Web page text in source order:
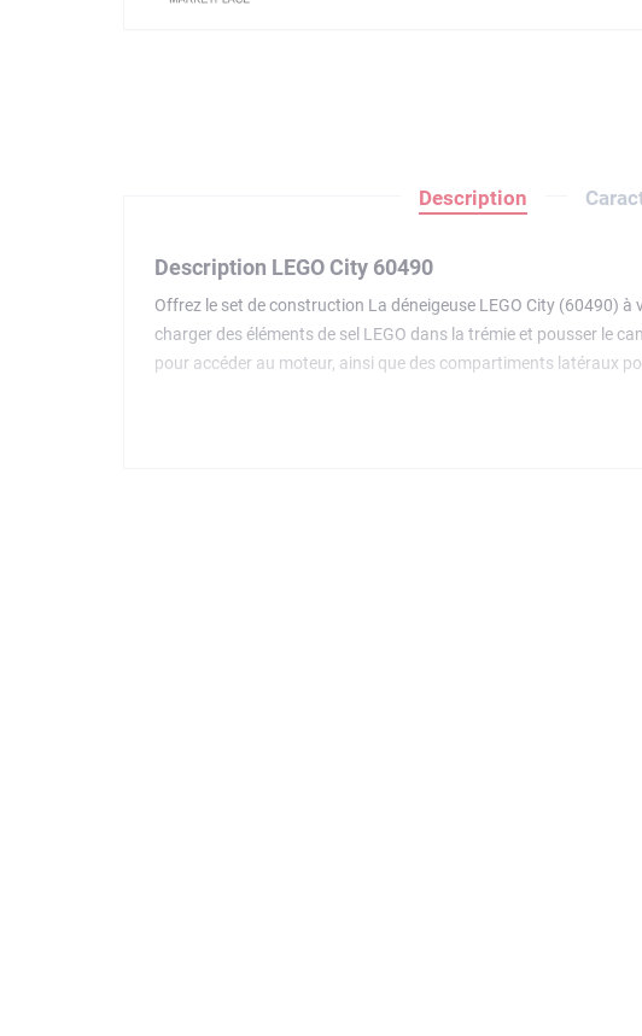
Description
Description LEGO City 60490
Offrez le set de construction La déneigeuse LEGO City (60490)
charger des éléments de sel LEGO dans la trémie et pousser le
pour accéder au moteur, ainsi que des compartiments latéraux
les histoires créatives. Combinez ce set avec d'autres jouets de